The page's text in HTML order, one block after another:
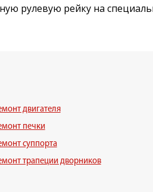
рулевую рейку на
двигателя
печки
суппорта
трапеции дворников